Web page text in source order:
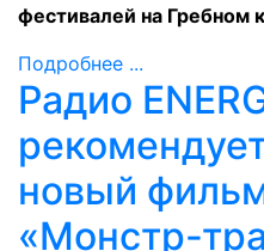
фестивалей на Гребном
Подробнее ...
Радио
новый
«Монстр-